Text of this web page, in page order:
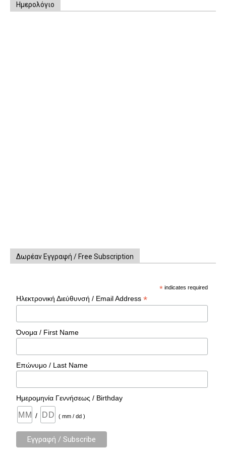
Ημερολόγιο
Δωρέαν Εγγραφή / Free Subscription
* indicates required
Ηλεκτρονική Διεύθυνσή / Email Address*
Όνομα / First Name
Επώνυμο / Last Name
Ημερομηνία Γεννήσεως / Birthday
/ ( mm / dd )